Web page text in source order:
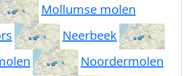
Mollumse molen
Neerbeek
Noordermolen